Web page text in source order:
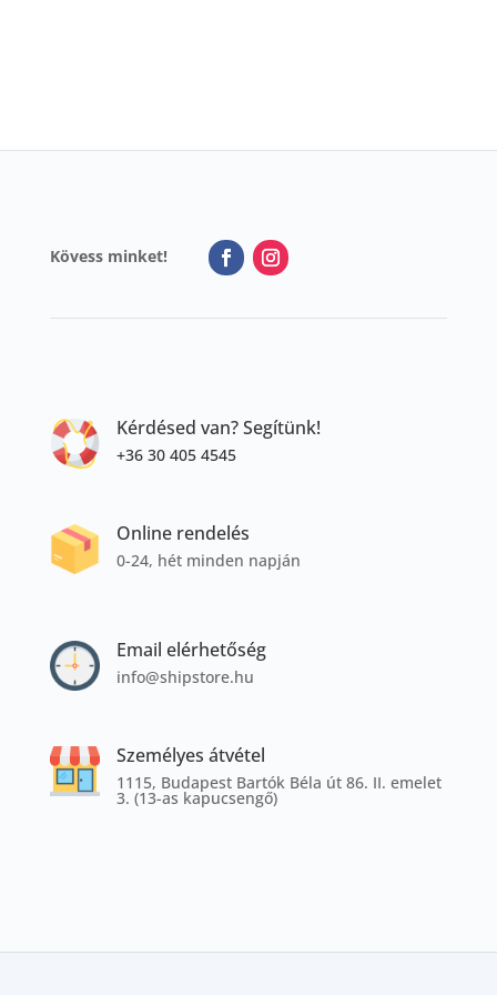
Kövess minket!
Kérdésed van? Segítünk!
+36 30 405 4545
Online rendelés
0-24, hét minden napján
Email elérhetőség
info@shipstore.hu
Személyes átvétel
1115, Budapest Bartók Béla út 86. II. emelet
3. (13-as kapucsengő)